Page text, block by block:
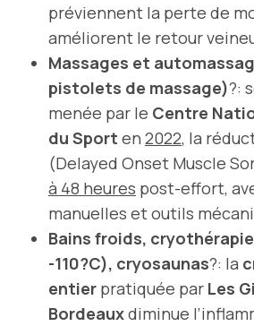
préviennent la perte de
améliorent le retour
Massages et
pistolets de massage)?:
menée par le Centre
du Sport en 2022, la
(Delayed Onset Muscle
à 48 heures post-effort,
manuelles et outils
Bains froids,
-110?C), cryosaunas?: la
entier pratiquée par Les
Bordeauxdiminue